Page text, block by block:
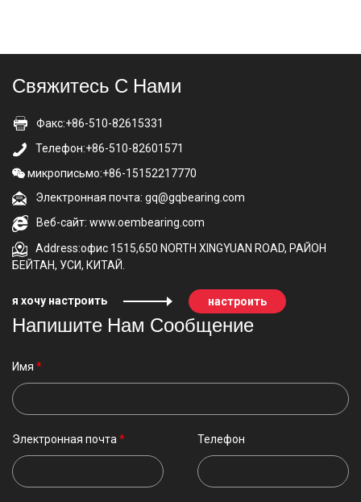
Свяжитесь С Нами
Факс:+86-510-82615331
Телефон:+86-510-82601571
микрописьмо:+86-15152217770
Электронная почта: gq@gqbearing.com
Веб-сайт: www.oembearing.com
Address:офис 1515,650 NORTH XINGYUAN ROAD, РАЙОН
БЕЙТАН, УСИ, КИТАЙ.
я хочу настроить настроить
Напишите Нам Сообщение
Имя *
Электронная почта * Телефон